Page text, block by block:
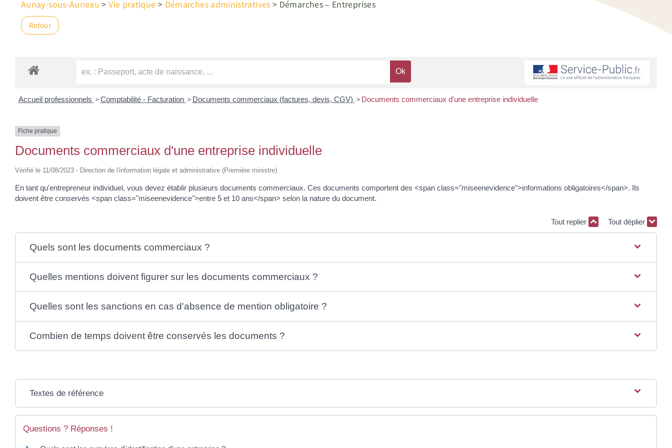
Aunay-sous-Auneau >Vie pratique > Démarches administratives > Démarches – Entreprises
Retour
Accueil professionnels > Comptabilité - Facturation > Documents commerciaux (factures, devis, CGV) > Documents commerciaux d'une entreprise individuelle
Fiche pratique
Documents commerciaux d'une entreprise individuelle
Vérifié le 11/08/2023 - Direction de l'information légale et administrative (Première ministre)
En tant qu'entrepreneur individuel, vous devez établir plusieurs documents commerciaux. Ces documents comportent des <span class="miseenevidence">informations obligatoires</span>. Ils
doivent être conservés <span class="miseenevidence">entre 5 et 10 ans</span> selon la nature du document.
Tout replier Tout déplier
Quels sont les documents commerciaux ?
Quelles mentions doivent figurer sur les documents commerciaux ?
Quelles sont les sanctions en cas d'absence de mention obligatoire ?
Combien de temps doivent être conservés les documents ?
Textes de référence
Questions ? Réponses !